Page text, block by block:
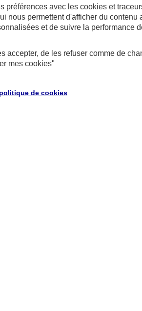
AXA Assurance
préférences avec les cookies et
nous permettent d'afficher du contenu
et de suivre la performance
accepter, de les refuser comme de
mes cookies"
de cookies